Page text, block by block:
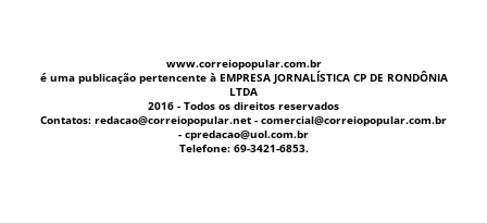
www.correiopopular.com.br
é uma publicação pertencente à EMPRESA JORNALÍSTICA CP DE RONDÔNIA
LTDA
2016 - Todos os direitos reservados
Contatos: redacao@correiopopular.net - comercial@correiopopular.com.br
- cpredacao@uol.com.br
Telefone: 69-3421-6853.